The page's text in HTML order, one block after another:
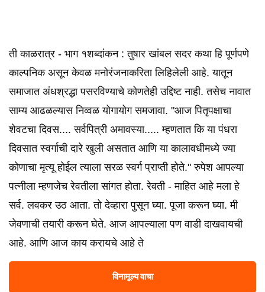
ती काळरात्र - भाग १शब्दांकन : तुषार खांबल सदर कथा हि पूर्णपणे
काल्पनिक असून केवळ मनोरंजनाकरिता लिहिलेली आहे. यातून
समाजात अंधश्रद्धा पसरविण्याचे कोणतेही उद्दिष्ट नाही. तसेच नावात
साम्य आढळल्यास निव्वळ योगायोग समजावा. "आज पितृपक्षाचा
शेवटचा दिवस.... सर्वपित्री अमावस्या..... म्हणतात कि या पंधरा
दिवसात स्वर्गाची दारे खुली असतात आणि या कालावधीमध्ये ज्या
कोणाचा मृत्यू होईल त्याला सरळ स्वर्ग प्राप्ती होते." रुपेश आपल्या
पत्नीला म्हणजेच रेवतीला सांगत होता. रेवती - माहित आहे मला हे
सर्व. लवकर उठ आता. तो देव्हारा पुसून घ्या. पूजा करून घ्या. मी
जेवणाची तयारी करून घेते. आज आपल्याला पण वाडी दाखवायची
आहे. आणि आज काय करायचे आहे ते
विनामूल्य वाचा